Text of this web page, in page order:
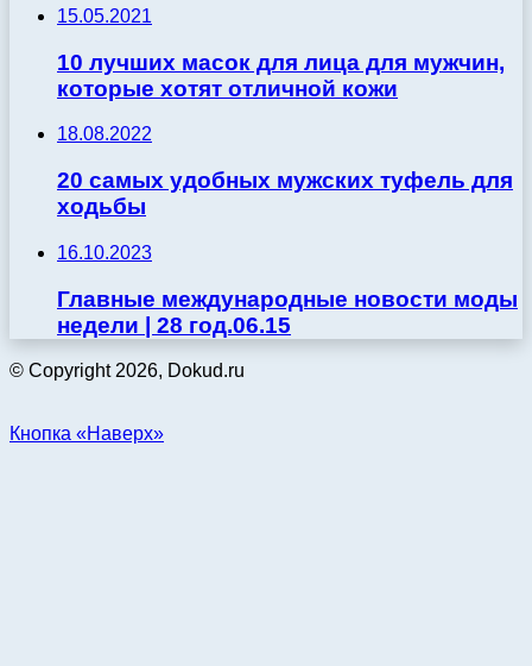
15.05.2021
10 лучших масок для лица для мужчин,
которые хотят отличной кожи
18.08.2022
20 самых удобных мужских туфель для
ходьбы
16.10.2023
Главные международные новости моды
недели | 28 год.06.15
© Copyright 2026, Dokud.ru
Кнопка «Наверх»